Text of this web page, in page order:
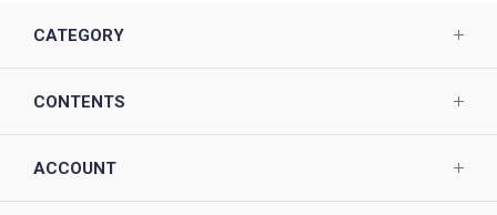
CATEGORY
CONTENTS
ACCOUNT